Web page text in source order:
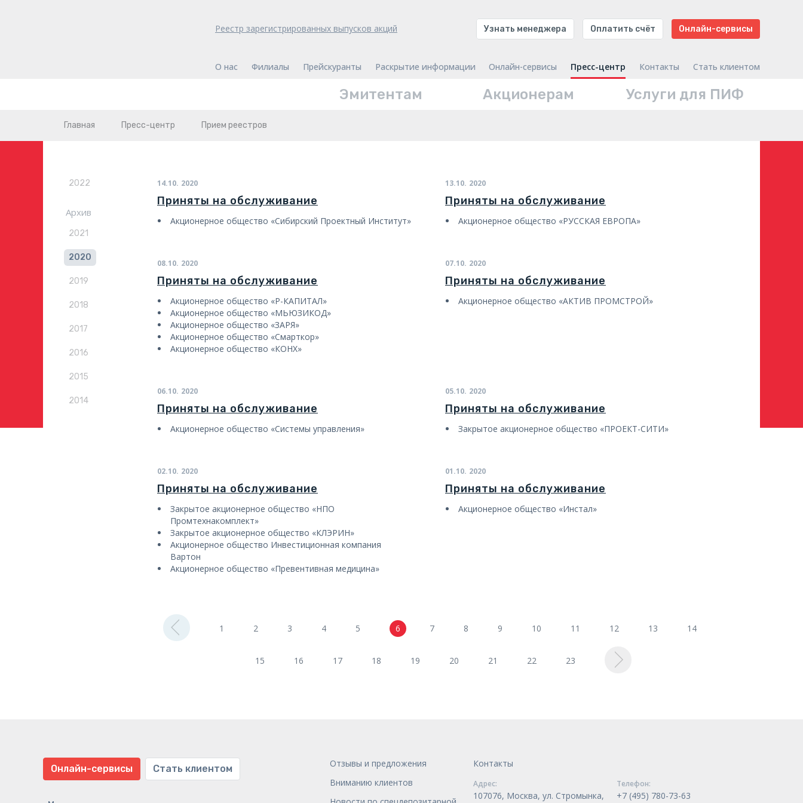
Реестр зарегистрированных выпусков акций Узнать менеджера Оплатить счёт Онлайн-сервисы
О нас Филиалы Прейскуранты Раскрытие информации Онлайн-сервисы Пресс-центр Контакты Стать клиентом
Эмитентам Акционерам Услуги для ПИФ
Главная Пресс-центр Прием реестров
2022
Архив
2021
2020
2019
2018
2017
2016
2015
2014
14.10. 2020
Приняты на обслуживание
Акционерное общество «Сибирский Проектный Институт»
13.10. 2020
Приняты на обслуживание
Акционерное общество «РУССКАЯ ЕВРОПА»
08.10. 2020
Приняты на обслуживание
Акционерное общество «Р-КАПИТАЛ»
Акционерное общество «МЬЮЗИКОД»
Акционерное общество «ЗАРЯ»
Акционерное общество «Смарткор»
Акционерное общество «КОНХ»
07.10. 2020
Приняты на обслуживание
Акционерное общество «АКТИВ ПРОМСТРОЙ»
06.10. 2020
Приняты на обслуживание
Акционерное общество «Системы управления»
05.10. 2020
Приняты на обслуживание
Закрытое акционерное общество «ПРОЕКТ-СИТИ»
02.10. 2020
Приняты на обслуживание
Закрытое акционерное общество «НПО
Промтехнакомплект»
Закрытое акционерное общество «КЛЭРИН»
Акционерное общество Инвестиционная компания
Вартон
Акционерное общество «Превентивная медицина»
01.10. 2020
Приняты на обслуживание
Акционерное общество «Инстал»
1 2 3 4 5 6 7 8 9 10 11 12 13 14
15 16 17 18 19 20 21 22 23
Онлайн-сервисы Стать клиентом
Отзывы и предложения
Вниманию клиентов
Контакты
Адрес:
107076, Москва, ул. Стромынка,
Телeфон:
+7 (495) 780-73-63